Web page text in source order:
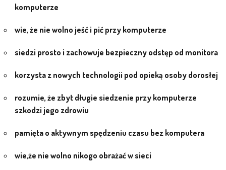
PROCEDURY I REGULAMINY
DEKLARACJA DOSTĘPNOŚCI
RADOŚĆ – ZABAWA – NAUKA
NASZA KONCEPCJA
ROCZNY PLAN PRACY
KORZYSTANIE Z TIK
komputerze
wie, że nie wolno jeść i pić przy komputerze
siedzi prosto i zachowuje bezpieczny odstęp od monitora
korzysta z nowych technologii pod opieką osoby dorosłej
rozumie, że zbyt długie siedzenie przy komputerze
szkodzi jego zdrowiu
pamięta o aktywnym spędzeniu czasu bez komputera
wie,że nie wolno nikogo obrażać w sieci